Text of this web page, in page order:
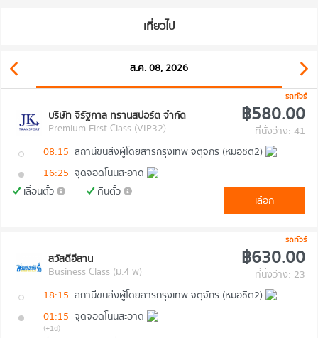
เที่ยวไป
ส.ค. 08, 2026
รถทัวร์
บริษัท จิรัฐกาล ทรานสปอร์ต จำกัด
Premium First Class (VIP32)
฿580.00
ที่นั่งว่าง: 41
08:15 สถานีขนส่งผู้โดยสารกรุงเทพ จตุจักร (หมอชิต2)
16:25 จุดจอดโนนสะอาด
เลื่อนตั๋ว
คืนตั๋ว
เลือก
รถทัวร์
สวัสดีอีสาน
Business Class (ม.4 พ)
฿630.00
ที่นั่งว่าง: 23
18:15 สถานีขนส่งผู้โดยสารกรุงเทพ จตุจักร (หมอชิต2)
01:15 จุดจอดโนนสะอาด
(+1d)